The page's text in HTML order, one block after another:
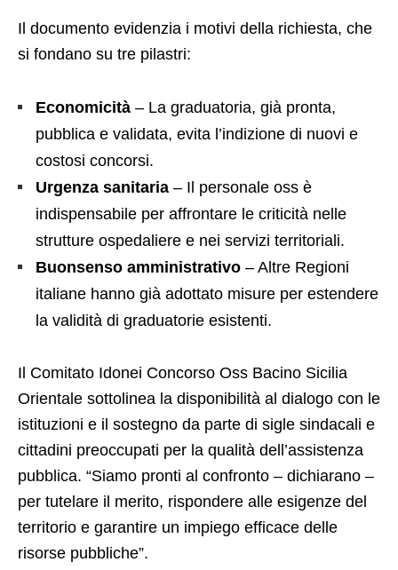
Il documento evidenzia i motivi della richiesta, che
si fondano su tre pilastri:
Economicità – La graduatoria, già pronta,
pubblica e validata, evita l’indizione di nuovi e
costosi concorsi.
Urgenza sanitaria – Il personale oss è
indispensabile per affrontare le criticità nelle
strutture ospedaliere e nei servizi territoriali.
Buonsenso amministrativo – Altre Regioni
italiane hanno già adottato misure per estendere
la validità di graduatorie esistenti.
Il Comitato Idonei Concorso Oss Bacino Sicilia
Orientale sottolinea la disponibilità al dialogo con le
istituzioni e il sostegno da parte di sigle sindacali e
cittadini preoccupati per la qualità dell’assistenza
pubblica. “Siamo pronti al confronto – dichiarano –
per tutelare il merito, rispondere alle esigenze del
territorio e garantire un impiego efficace delle
risorse pubbliche”.